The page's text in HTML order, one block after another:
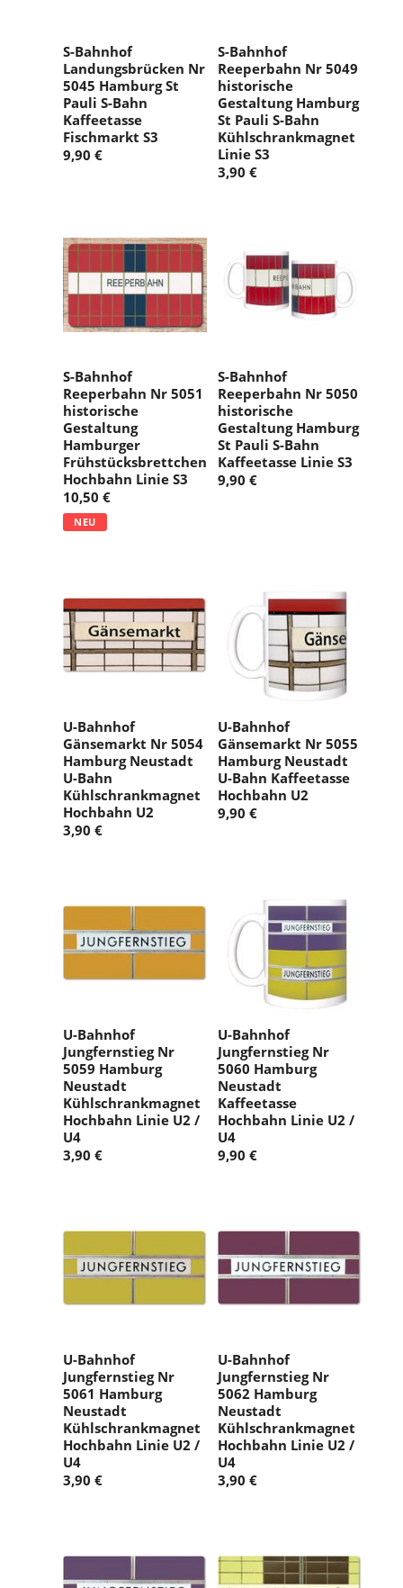
S-Bahnhof
Landungsbrücken Nr
5045 Hamburg St
Pauli S-Bahn
Kaffeetasse
Fischmarkt S3
9,90 €
S-Bahnhof
Reeperbahn Nr 5049
historische
Gestaltung Hamburg
St Pauli S-Bahn
Kühlschrankmagnet
Linie S3
3,90 €
S-Bahnhof
Reeperbahn Nr 5051
historische
Gestaltung
Hamburger
Frühstücksbrettchen
Hochbahn Linie S3
10,50 €
NEU
S-Bahnhof
Reeperbahn Nr 5050
historische
Gestaltung Hamburg
St Pauli S-Bahn
Kaffeetasse Linie S3
9,90 €
U-Bahnhof
Gänsemarkt Nr 5054
Hamburg Neustadt
U-Bahn
Kühlschrankmagnet
Hochbahn U2
3,90 €
U-Bahnhof
Gänsemarkt Nr 5055
Hamburg Neustadt
U-Bahn Kaffeetasse
Hochbahn U2
9,90 €
U-Bahnhof
Jungfernstieg Nr
5059 Hamburg
Neustadt
Kühlschrankmagnet
Hochbahn Linie U2 /
U4
3,90 €
U-Bahnhof
Jungfernstieg Nr
5060 Hamburg
Neustadt
Kaffeetasse
Hochbahn Linie U2 /
U4
9,90 €
U-Bahnhof
Jungfernstieg Nr
5061 Hamburg
Neustadt
Kühlschrankmagnet
Hochbahn Linie U2 /
U4
3,90 €
U-Bahnhof
Jungfernstieg Nr
5062 Hamburg
Neustadt
Kühlschrankmagnet
Hochbahn Linie U2 /
U4
3,90 €